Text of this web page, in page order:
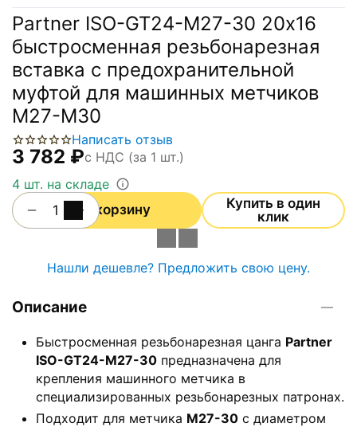
Partner ISO-GT24-M27-30 20х16
быстросменная резьбонарезная
вставка с предохранительной
муфтой для машинных метчиков
М27-М30
Написать отзыв
3 782 ₽с НДС (за 1 шт.)
4 шт. на складе
+
− В корзину
Купить в один
клик
Нашли дешевле? Предложить свою цену.
Описание
Быстросменная резьбонарезная цанга Partner
ISO-GT24-M27-30 предназначена для
крепления машинного метчика в
специализированных резьбонарезных патронах.
Подходит для метчика М27-30 с диаметром